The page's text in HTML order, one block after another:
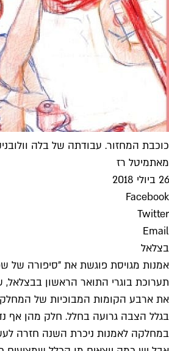
כוכבת המחזור. עבודתה של בלה
מאתמיטל רז
26 ביולי 2018
Facebook
Twitter
Email
בצלאל
אמנות מגויסת פוגשת את "סיפורה של
תערוכת בוגרי התואר הראשון
את ארבע הקומות המבוכיות של
בגלל הצבה גרועה בחלל. חלק מהן אף
במחלקה לאמנות ניכרת השנה חזרה